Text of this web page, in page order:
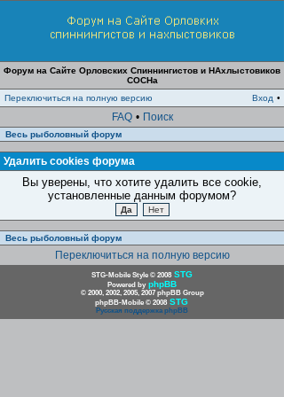
Форум на Сайте Орловских Спиннингистов и НАхлыстовиков
СОСНа
Переключиться на полную версию
Вход •
FAQ • Поиск
Весь рыболовный форум
Удалить cookies форума
Вы уверены, что хотите удалить все cookie,
установленные данным форумом?
Весь рыболовный форум
Переключиться на полную версию
STG-Mobile Style © 2008 STG
Powered by phpBB
© 2000, 2002, 2005, 2007 phpBB Group
phpBB-Mobile © 2008 STG
Русская поддержка phpBB